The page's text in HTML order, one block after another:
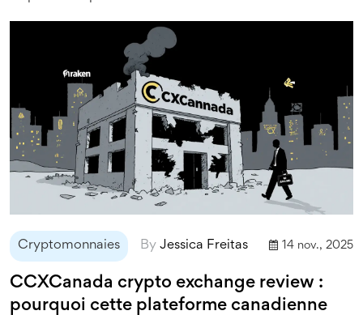
Cryptomonnaies By Jessica Freitas 14 nov., 2025
CCXCanada crypto exchange review :
pourquoi cette plateforme canadienne